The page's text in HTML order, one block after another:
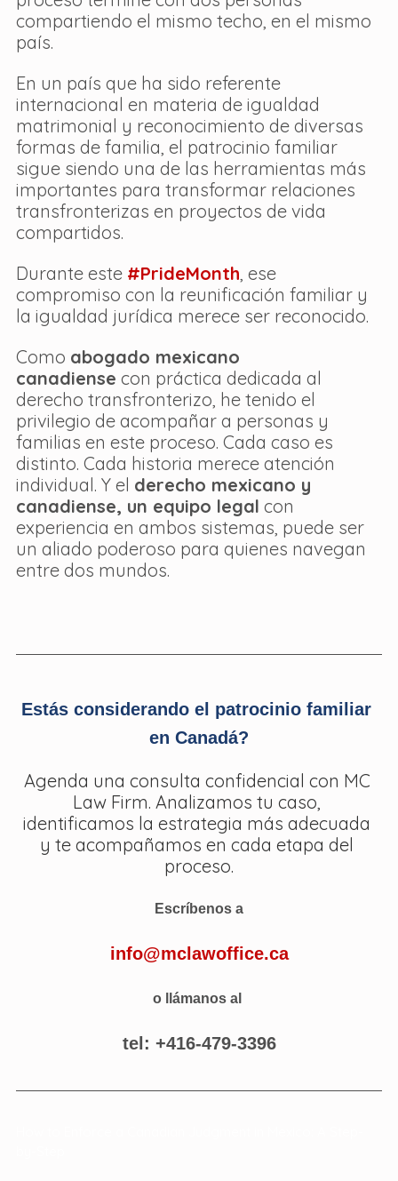
compartiendo el mismo techo, en el mismo
país.
En un país que ha sido referente
internacional en materia de igualdad
matrimonial y reconocimiento de diversas
formas de familia, el patrocinio familiar
sigue siendo una de las herramientas más
importantes para transformar relaciones
transfronterizas en proyectos de vida
compartidos.
Durante este #PrideMonth , ese
compromiso con la reunificación familiar y
la igualdad jurídica merece ser reconocido.
Como abogado mexicano
canadiense con práctica dedicada al
derecho transfronterizo, he tenido el
privilegio de acompañar a personas y
familias en este proceso. Cada caso es
distinto. Cada historia merece atención
individual. Y el derecho mexicano y
canadiense, un equipo legal con
experiencia en ambos sistemas, puede ser
un aliado poderoso para quienes navegan
entre dos mundos.
Estás considerando el patrocinio familiar
en Canadá?
Agenda una consulta confidencial con MC
Law Firm. Analizamos tu caso,
identificamos la estrategia más adecuada
y te acompañamos en cada etapa del
proceso.
Escríbenos a
info@mclawoffice.ca
o llámanos al
tel: +416-479-3396